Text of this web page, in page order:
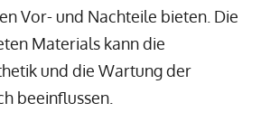
Vor- und Nachteile bieten. Die
Materials kann die
und die Wartung der
beeinflussen.